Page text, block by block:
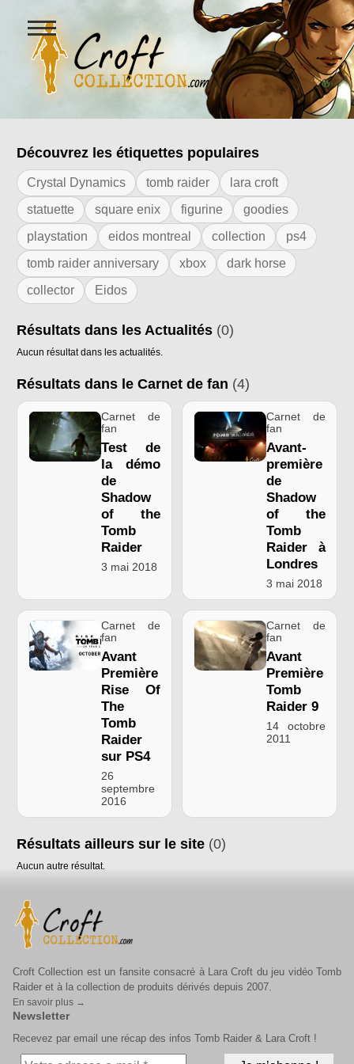
Figurines Lara Croft et
Ouvrir
le
menu
Résultats de l'étiquette "avant
Découvrez les étiquettes populaires
Crystal Dynamics tomb raider
lara croft
statuette
square enix figurine
goodies
playstation
eidos montreal collection
ps4
tomb raider anniversary
xbox
dark horse
collector
Eidos
Résultats dans les Actualités (0)
Aucun résultat dans les actualités.
Résultats dans le Carnet de fan (4)
Carnet de
fan
Test de
la démo
de
Shadow
of the
Tomb
Raider
3 mai 2018
Carnet de
fan
Avant-
première
de
Shadow
of the
Tomb
Raider à
Londres
3 mai 2018
Carnet de
fan
Avant
Première
Rise Of
The
Tomb
Raider
sur PS4
26
septembre
2016
Carnet de
fan
Avant
Première
Tomb
Raider 9
14 octobre
2011
Résultats ailleurs sur le site (0)
Aucun autre résultat.
Croft Collection est un fansite consacré à Lara Croft du jeu vidéo Tomb
Raider et à la collection de produits dérivés depuis 2007.
En savoir plus →
Newsletter
Recevez par email une récap des infos Tomb Raider & Lara Croft !